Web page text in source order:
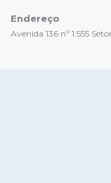
Endereço
Avenida 136 nº 1.555